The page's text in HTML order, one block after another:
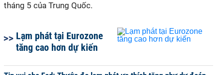
tháng 5 của Trung Quốc.
Lạm phát tại Eurozone
tăng cao hơn dự kiến